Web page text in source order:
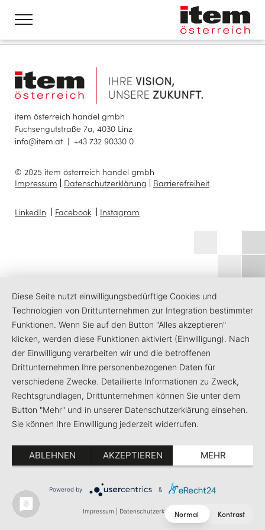
item österreich handel gmbh
Fuchsengutstraße 7a, 4030 Linz
info@item.at | +43 732 90330 0
© 2025 item österreich handel gmbh
Impressum
Datenschutzerklärung Barrierefreiheit
LinkedIn Facebook Instagram
5
Normal Kontrast
Diese Seite nutzt einwilligungsbedürftige Cookies und
Technologien von Drittunternehmen zur Integration bestimmter
Funktionen. Wenn Sie auf den Button "Alles akzeptieren"
klicken, werden diese Funktionen aktiviert (Einwilligung). Nach
der Einwilligung verarbeiten wir und die betroffenen
Drittunternehmen Ihre personenbezogenen Daten für
verschiedene Zwecke. Detaillierte Informationen zu Zweck,
Rechtsgrundlagen, Drittunternehmen können Sie unter dem
Button "Mehr" und in unserer Datenschutzerklärung einsehen.
Sie können Ihre Einwilligung jederzeit widerrufen.
ABLEHNEN AKZEPTIEREN MEHR
Powered by &
Impressum Datenschutzerklärung